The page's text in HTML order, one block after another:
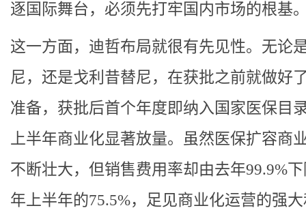
逐国际舞台，必须先打牢国内市场的根基
这一方面，迪哲布局就很有先见性。无论
尼，还是戈利昔替尼，在获批之前就做好
准备，获批后首个年度即纳入国家医保目
上半年商业化显著放量。虽然医保扩容商
不断壮大，但销售费用率却由去年99.9%
年上半年的75.5%，足见商业化运营的强